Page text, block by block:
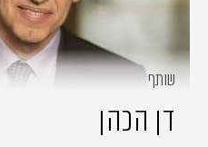
שותף
דן הכהן